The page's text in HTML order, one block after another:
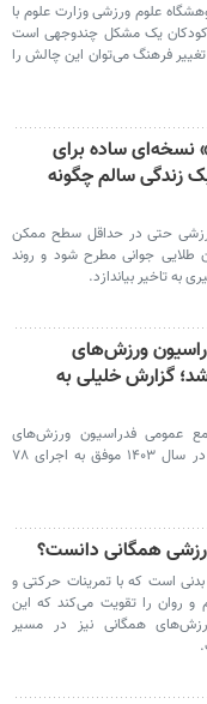
علوم ورزشی وزارت علوم با
کودکان یک مشکل چندوجهی است
تغییر فرهنگ می‌توان این چالش را
نسخه‌ای ساده برای
زندگی سالم چگونه
حتی در حداقل سطح ممکن
طلایی جوانی مطرح شود و روند
تاخیر بیاندازد.
ورزش‌های
گزارش خلیلی به
عمومی فدراسیون ورزش‌های
همگانی گفت: فدراسیون ورزش‌های همگانی در سال ۱۴۰۳ موفق به اجرای ۷۸
ورزشی همگانی دانست؟
است که با تمرینات حرکتی و
روان را تقویت می‌کند که این
همگانی نیز در مسیر